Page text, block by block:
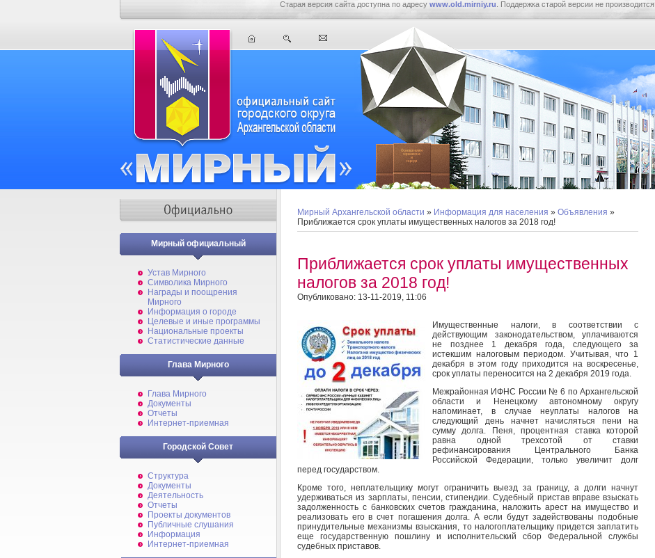
Старая версия сайта доступна по адресу www.old.mirniy.ru . Поддержка старой версии не производится.
Мирный официальный
Устав Мирного
Символика Мирного
Награды и поощрения
Мирного
Информация о городе
Целевые и иные программы
Национальные проекты
Статистические данные
Глава Мирного
Глава Мирного
Документы
Отчеты
Интернет-приемная
Городской Совет
Структура
Документы
Деятельность
Отчеты
Проекты документов
Публичные слушания
Информация
Интернет-приемная
Мирный Архангельской области » Информация для населения » Объявления »
Приближается срок уплаты имущественных налогов за 2018 год!
Приближается срок уплаты имущественных
налогов за 2018 год!
Опубликовано: 13-11-2019, 11:06
Имущественные налоги, в соответствии с
действующим законодательством, уплачиваются
не позднее 1 декабря года, следующего за
истекшим налоговым периодом. Учитывая, что 1
декабря в этом году приходится на воскресенье,
срок уплаты переносится на 2 декабря 2019 года.
Межрайонная ИФНС России № 6 по Архангельской
области и Ненецкому автономному округу
напоминает, в случае неуплаты налогов на
следующий день начнет начисляться пени на
сумму долга. Пеня, процентная ставка которой
равна одной трехсотой от ставки
рефинансирования Центрального Банка
Российской Федерации, только увеличит долг
перед государством.
Кроме того, неплательщику могут ограничить выезд за границу, а долги начнут
удерживаться из зарплаты, пенсии, стипендии. Судебный пристав вправе взыскать
задолженность с банковских счетов гражданина, наложить арест на имущество и
реализовать его в счет погашения долга. А если будут задействованы подобные
принудительные механизмы взыскания, то налогоплательщику придется заплатить
еще государственную пошлину и исполнительский сбор Федеральной службы
судебных приставов.